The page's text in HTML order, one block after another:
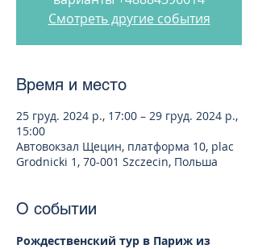
Смотреть другие события
Время и место
25 груд. 2024 р., 17:00 – 29 груд. 2024 р.,
15:00
Автовокзал Щецин, платформа 10, plac
Grodnicki 1, 70-001 Szczecin, Польша
О событии
Рождественский тур в Париж из